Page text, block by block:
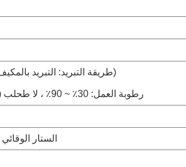
درجة حرارة العمل: -10°C~40°C ((طريقة التبريد: التبريد بالمكيف)
رطوبة العمل: 30٪ ~ 90٪ ، لا طحلب (تحكم الرطوبة: جهاز مضاد للرطوبة)
الستار